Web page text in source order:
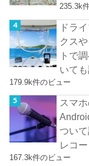
235.3k
ドラ
クス
トで
いて
179.9k件のビュー
スマ
つい
レコ
167.3k件のビュー